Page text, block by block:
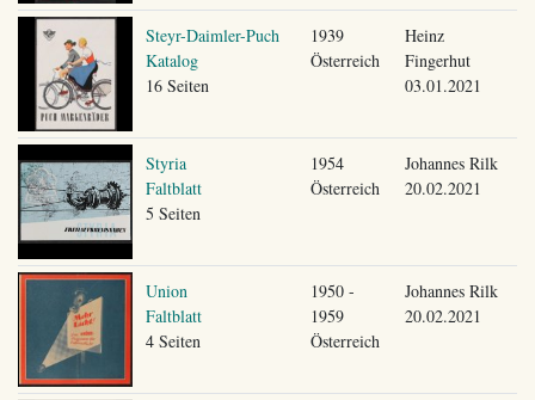
Steyr-Daimler-Puch
Katalog
16 Seiten
1939
Österreich
Heinz
Fingerhut
03.01.2021
Styria
Faltblatt
5 Seiten
1954
Österreich
Johannes Rilk
20.02.2021
Union
Faltblatt
4 Seiten
1950 -
1959
Österreich
Johannes Rilk
20.02.2021